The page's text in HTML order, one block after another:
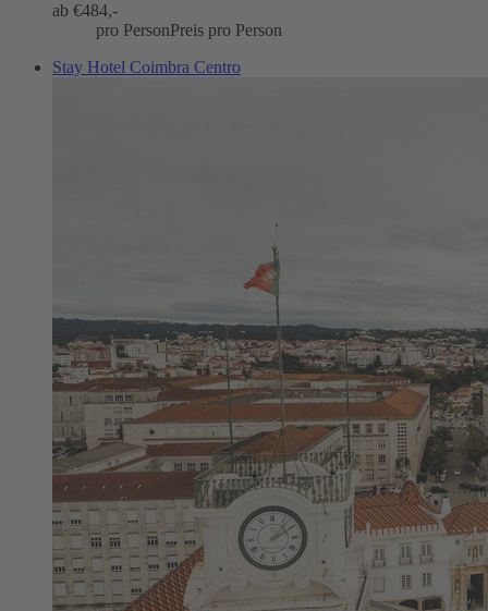
ab €484,-
pro PersonPreis pro Person
Stay Hotel Coimbra Centro